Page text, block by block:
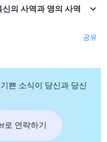
의 사역과 영의 사역
공유
쁜 소식이 당신과 당신
로 연락하기